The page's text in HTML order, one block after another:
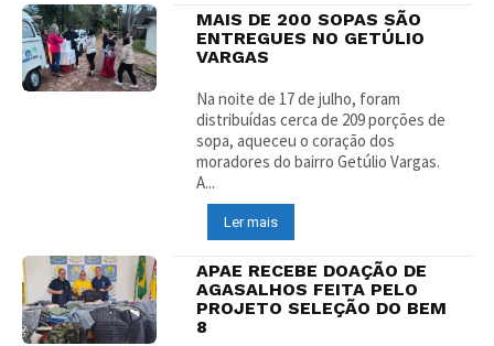
MAIS DE 200 SOPAS SÃO
ENTREGUES NO GETÚLIO
VARGAS
Na noite de 17 de julho, foram
distribuídas cerca de 209 porções de
sopa, aqueceu o coração dos
moradores do bairro Getúlio Vargas.
A...
Ler mais
APAE RECEBE DOAÇÃO DE
AGASALHOS FEITA PELO
PROJETO SELEÇÃO DO BEM
8